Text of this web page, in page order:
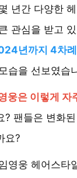
년간 다양한
관심을 받고
년까지 4차
습을 선보였습
웅은 이렇게 자
? 팬들은 변화
요?
영웅 헤어스타